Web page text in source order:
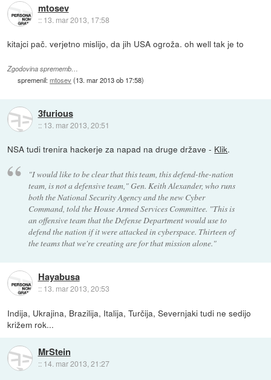
mtosev
:: 13. mar 2013, 17:58
kitajci pač. verjetno mislijo, da jih USA ogroža. oh well tak je to
Zgodovina sprememb…
spremenil:mtosev(13. mar 2013 ob 17:58)
3furious
:: 13. mar 2013, 20:51
NSA tudi trenira hackerje za napad na druge države - Klik.
"I would like to be clear that this team, this defend-the-nation
team, is not a defensive team," Gen. Keith Alexander, who runs
both the National Security Agency and the new Cyber
Command, told the House Armed Services Committee. "This is
an offensive team that the Defense Department would use to
defend the nation if it were attacked in cyberspace. Thirteen of
the teams that we're creating are for that mission alone."
Hayabusa
:: 13. mar 2013, 20:53
Indija, Ukrajina, Brazilija, Italija, Turčija, Severnjaki tudi ne sedijo
križem rok...
MrStein
:: 14. mar 2013, 21:27